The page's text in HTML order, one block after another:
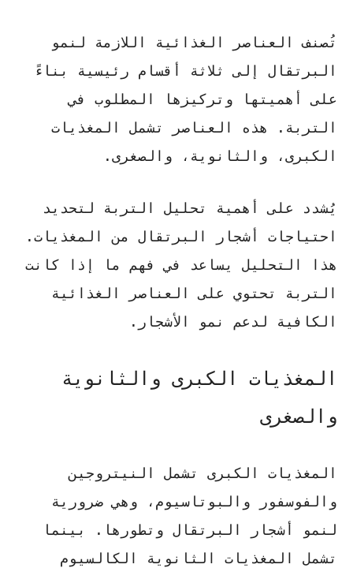
تُصنف العناصر الغذائية اللازمة لنمو
البرتقال إلى ثلاثة أقسام رئيسية بناءً
على أهميتها وتركيزها المطلوب في
التربة. هذه العناصر تشمل المغذيات
الكبرى، والثانوية، والصغرى.
يُشدد على أهمية تحليل التربة لتحديد
احتياجات أشجار البرتقال من المغذيات.
هذا التحليل يساعد في فهم ما إذا كانت
التربة تحتوي على
العناصر الغذائية
الكافية لدعم نمو الأشجار.
المغذيات الكبرى والثانوية
والصغرى
المغذيات الكبرى تشمل
النيتروجين
والفوسفور والبوتاسيوم، وهي ضرورية
لنمو أشجار البرتقال وتطورها. بينما
تشمل المغذيات الثانوية
الكالسيوم